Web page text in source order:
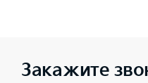
Закажите